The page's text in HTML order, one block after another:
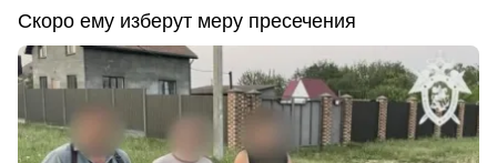
Скоро ему изберут меру пресечения